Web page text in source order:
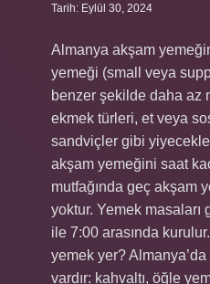
Tarih: Eylül 30, 2024
Almanya akşam
yemeği (small veya
benzer şekilde daha az
ekmek türleri, et veya
sandviçler gibi
akşam yemeğini saat
mutfağında geç akşam
yoktur. Yemek
ile 7:00 arasında
yemek yer?
vardır: kahvaltı, öğle